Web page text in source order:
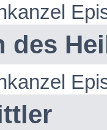
des